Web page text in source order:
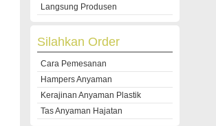
Langsung Produsen
Silahkan Order
Cara Pemesanan
Hampers Anyaman
Kerajinan Anyaman Plastik
Tas Anyaman Hajatan